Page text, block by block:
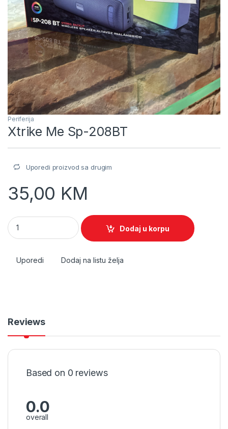
Periferija
Xtrike Me Sp-208BT
Uporedi proizvod sa drugim
35,00 KM
Xtrike Me Sp-208BT quantity
Dodaj u korpu
Uporedi Dodaj na listu želja
Reviews
Based on 0 reviews
0.0
overall